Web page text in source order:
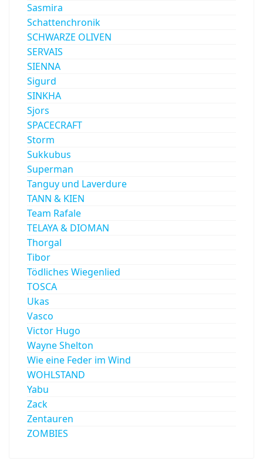
Sasmira
Schattenchronik
SCHWARZE OLIVEN
SERVAIS
SIENNA
Sigurd
SINKHA
Sjors
SPACECRAFT
Storm
Sukkubus
Superman
Tanguy und Laverdure
TANN & KIEN
Team Rafale
TELAYA & DIOMAN
Thorgal
Tibor
Tödliches Wiegenlied
TOSCA
Ukas
Vasco
Victor Hugo
Wayne Shelton
Wie eine Feder im Wind
WOHLSTAND
Yabu
Zack
Zentauren
ZOMBIES